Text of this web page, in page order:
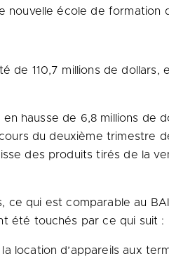
école de formation
110,7 millions de dollars,
hausse de 6,8 millions
du deuxième trimestre
des produits tirés de la
ce qui est comparable au
été touchés par ce qui suit :
location d’appareils aux